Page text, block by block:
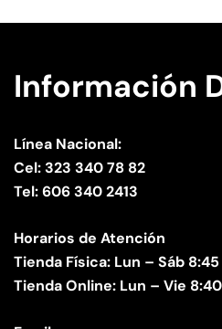
Información
Línea Nacional:
Cel: 323 340 78 82
Tel: 606 340 2413
Horarios de Atención
Tienda Física: Lun – Sáb
Tienda Online: Lun – Vie